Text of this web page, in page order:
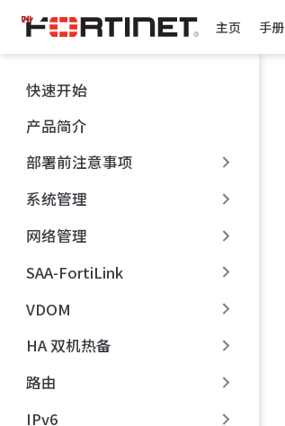
跳
至
主
內
容
主页 手册
快速开始
产品简介
部署前注意事项
系统管理
网络管理
SAA-FortiLink
VDOM
HA 双机热备
路由
IPv6